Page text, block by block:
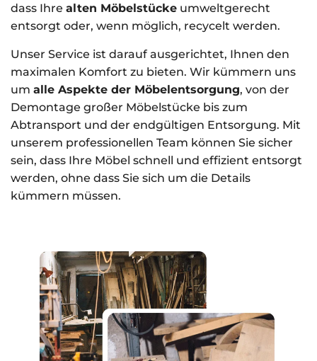
dass Ihre alten Möbelstücke umweltgerecht
entsorgt oder, wenn möglich, recycelt werden.
Unser Service ist darauf ausgerichtet, Ihnen den
maximalen Komfort zu bieten. Wir kümmern uns
um alle Aspekte der Möbelentsorgung, von der
Demontage großer Möbelstücke bis zum
Abtransport und der endgültigen Entsorgung. Mit
unserem professionellen Team können Sie sicher
sein, dass Ihre Möbel schnell und effizient entsorgt
werden, ohne dass Sie sich um die Details
kümmern müssen.